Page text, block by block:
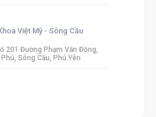
Việt Mỹ - Sông Cầu
201 Đường Phạm Văn Đồng,
Sông Cầu, Phú Yên